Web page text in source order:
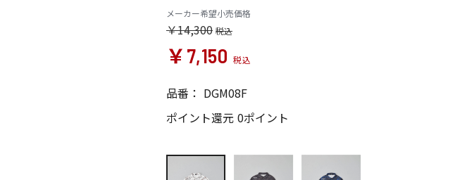
メーカー希望小売価格
￥14,300
￥7,150
品番： DGM08F
ポイント還元 0ポイント